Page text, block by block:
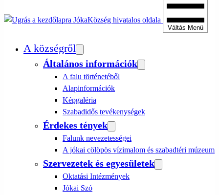
JókaKözség hivatalos oldala
Váltás Menü
A községről
Általános információk
A falu történetéből
Alapinformációk
Képgaléria
Szabadidős tevékenységek
Érdekes tények
Falunk nevezetességei
A jókai cölöpös vízimalom és szabadtéri múzeum
Szervezetek és egyesületek
Oktatási Intézmények
Jókai Szó